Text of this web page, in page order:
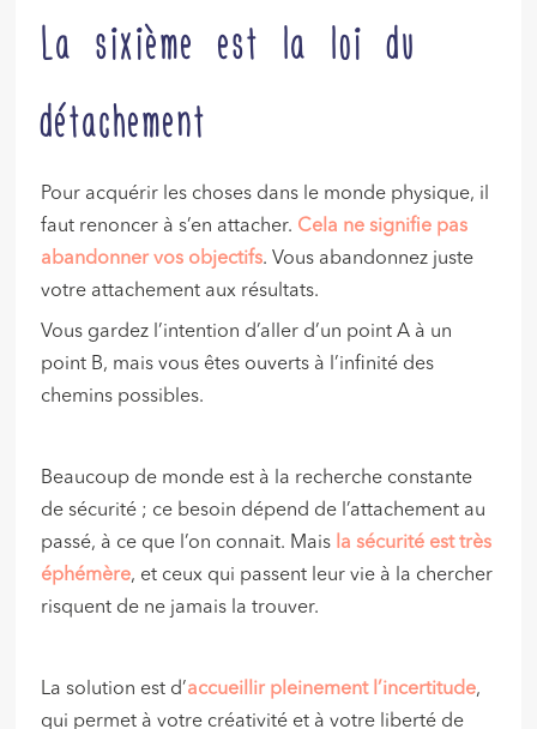
La sixième est la loi du
détachement
Pour acquérir les choses dans le monde physique, il
faut renoncer à s’en attacher. Cela ne signifie pas
abandonner vos objectifs. Vous abandonnez juste
votre attachement aux résultats.
Vous gardez l’intention d’aller d’un point A à un
point B, mais vous êtes ouverts à l’infinité des
chemins possibles.
Beaucoup de monde est à la recherche constante
de sécurité ; ce besoin dépend de l’attachement au
passé, à ce que l’on connait. Mais la sécurité est très
éphémère, et ceux qui passent leur vie à la chercher
risquent de ne jamais la trouver.
La solution est d’accueillir pleinement l’incertitude,
qui permet à votre créativité et à votre liberté de